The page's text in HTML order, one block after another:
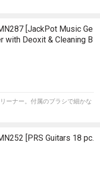
[JackPot Music Ge
with Deoxit & Cleaning B
ーナー。付属のブラシで細かな
[PRS Guitars 18 pc.